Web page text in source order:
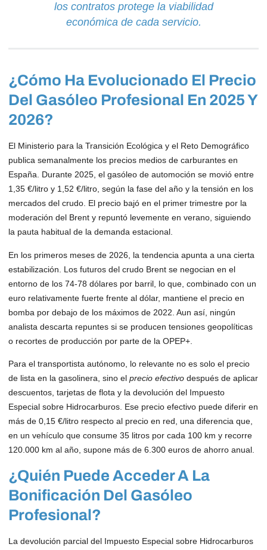
los contratos protege la viabilidad
económica de cada servicio.
¿Cómo Ha Evolucionado El Precio
Del Gasóleo Profesional En 2025 Y
2026?
El Ministerio para la Transición Ecológica y el Reto Demográfico
publica semanalmente los precios medios de carburantes en
España. Durante 2025, el gasóleo de automoción se movió entre
1,35 €/litro y 1,52 €/litro, según la fase del año y la tensión en los
mercados del crudo. El precio bajó en el primer trimestre por la
moderación del Brent y repuntó levemente en verano, siguiendo
la pauta habitual de la demanda estacional.
En los primeros meses de 2026, la tendencia apunta a una cierta
estabilización. Los futuros del crudo Brent se negocian en el
entorno de los 74-78 dólares por barril, lo que, combinado con un
euro relativamente fuerte frente al dólar, mantiene el precio en
bomba por debajo de los máximos de 2022. Aun así, ningún
analista descarta repuntes si se producen tensiones geopolíticas
o recortes de producción por parte de la OPEP+.
Para el transportista autónomo, lo relevante no es solo el precio
de lista en la gasolinera, sino elprecio efectivo después de aplicar
descuentos, tarjetas de flota y la devolución del Impuesto
Especial sobre Hidrocarburos. Ese precio efectivo puede diferir en
más de 0,15 €/litro respecto al precio en red, una diferencia que,
en un vehículo que consume 35 litros por cada 100 km y recorre
120.000 km al año, supone más de 6.300 euros de ahorro anual.
¿Quién Puede Acceder A La
Bonificación Del Gasóleo
Profesional?
La devolución parcial del Impuesto Especial sobre Hidrocarburos